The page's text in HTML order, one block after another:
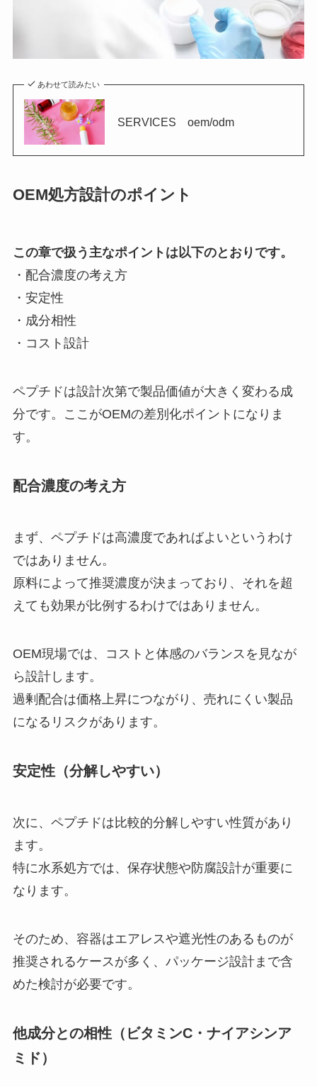
あわせて読みたい
SERVICES oem/odm
OEM処方設計のポイント
この章で扱う主なポイントは以下のとおりです。
・配合濃度の考え方
・安定性
・成分相性
・コスト設計
ペプチドは設計次第で製品価値が大きく変わる成
分です。ここがOEMの差別化ポイントになりま
す。
配合濃度の考え方
まず、ペプチドは高濃度であればよいというわけ
ではありません。
原料によって推奨濃度が決まっており、それを超
えても効果が比例するわけではありません。
OEM現場では、コストと体感のバランスを見なが
ら設計します。
過剰配合は価格上昇につながり、売れにくい製品
になるリスクがあります。
安定性（分解しやすい）
次に、ペプチドは比較的分解しやすい性質があり
ます。
特に水系処方では、保存状態や防腐設計が重要に
なります。
そのため、容器はエアレスや遮光性のあるものが
推奨されるケースが多く、パッケージ設計まで含
めた検討が必要です。
他成分との相性（ビタミンC・ナイアシンア
ミド）